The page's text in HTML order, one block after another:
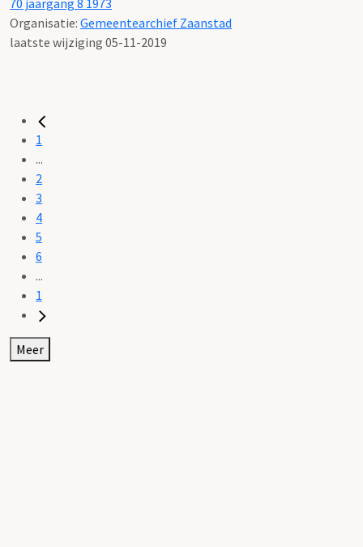
Organisatie: Gemeentearchief Zaanstad
laatste wijziging 05-11-2019
1
...
2
3
4
5
6
...
1
Meer